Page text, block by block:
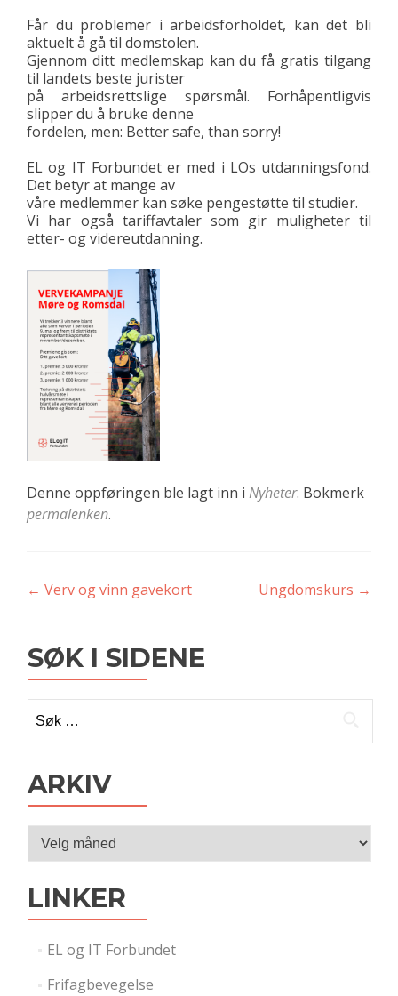
Får du problemer i arbeidsforholdet, kan det bli
aktuelt å gå til domstolen.
Gjennom ditt medlemskap kan du få gratis tilgang
til landets beste jurister
på arbeidsrettslige spørsmål. Forhåpentligvis
slipper du å bruke denne
fordelen, men: Better safe, than sorry!
EL og IT Forbundet er med i LOs utdanningsfond.
Det betyr at mange av
våre medlemmer kan søke pengestøtte til studier.
Vi har også tariffavtaler som gir muligheter til
etter- og videreutdanning.
Denne oppføringen ble lagt inn i Nyheter. Bokmerk
permalenken.
Innleggsnavigasjon
← Verv og vinn gavekort Ungdomskurs →
SØK I SIDENE
etter:
ARKIV
Arkiv
LINKER
EL og IT Forbundet
Frifagbevegelse